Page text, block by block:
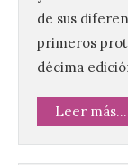
de sus
primeros
décima
Leer más...